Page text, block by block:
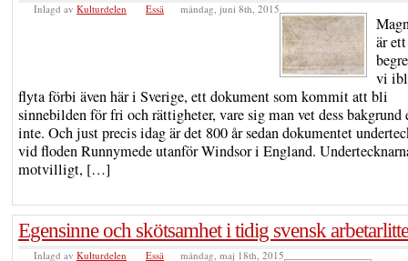
Inlagd av Kulturdelen Essä måndag, juni 8th, 2015
är ett
vi
flyta förbi även här i Sverige, ett dokument som kommit att bli
sinnebilden för fri och rättigheter, vare sig man vet dess bakgrund
inte. Och just precis idag är det 800 år sedan dokumentet
vid floden Runnymede utanför Windsor i England.
motvilligt, […]
Egensinne och skötsamhet i tidig svensk
Inlagd av Kulturdelen Essä måndag, maj 18th, 2015